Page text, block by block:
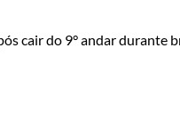
cair do 9° andar durante